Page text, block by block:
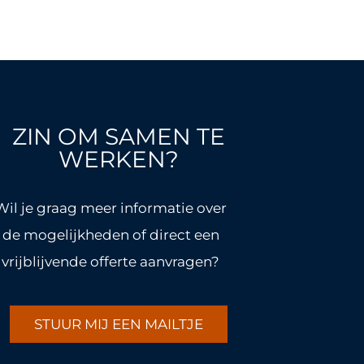
ZIN OM SAMEN TE
WERKEN?
je graag meer informatie over
de mogelijkheden of direct een
vrijblijvende offerte aanvragen?
STUUR MIJ EEN MAILTJE